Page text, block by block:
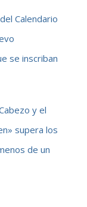
Calendario
se inscriban
y el
supera los
de un